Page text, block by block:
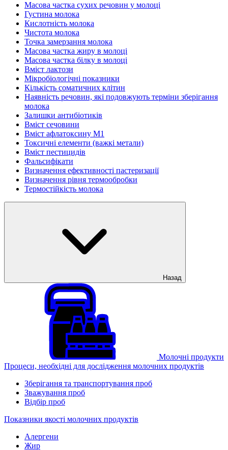
Масова частка сухих речовин у молоці
Густина молока
Кислотність молока
Чистота молока
Точка замерзання молока
Масова частка жиру в молоці
Масова частка білку в молоці
Вміст лактози
Мікробіологічні показники
Кількість соматичних клітин
Наявність речовин, які подовжують терміни зберігання
молока
Залишки антибіотиків
Вміст сечовини
Вміст афлатоксину М1
Токсичні елементи (важкі метали)
Вміст пестицидів
Фальсифікати
Визначення ефективності пастеризації
Визначення рівня термообробки
Термостійкість молока
Назад
Молочні продукти
Процеси, необхідні для дослідження молочних продуктів
Зберігання та транспортування проб
Зважування проб
Відбір проб
Показники якості молочних продуктів
Алергени
Жир